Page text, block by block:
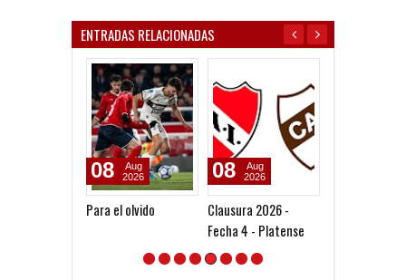
ENTRADAS RELACIONADAS
Clausura 2026 -
08
Aug
2026
Convocados ante el
Calamar
07
Aug
2026